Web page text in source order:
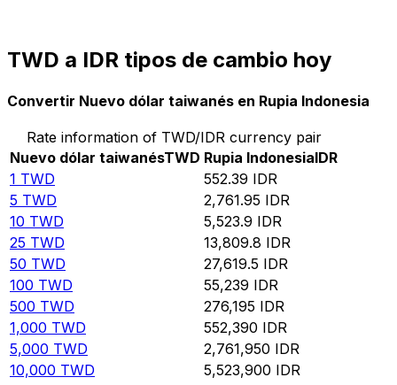
TWD a IDR tipos de cambio hoy
Convertir Nuevo dólar taiwanés en Rupia Indonesia
Rate information of TWD/IDR currency pair
Nuevo dólar taiwanésTWD Rupia IndonesiaIDR
1 TWD 552.39 IDR
5 TWD 2,761.95 IDR
10 TWD 5,523.9 IDR
25 TWD 13,809.8 IDR
50 TWD 27,619.5 IDR
100 TWD 55,239 IDR
500 TWD 276,195 IDR
1,000 TWD 552,390 IDR
5,000 TWD 2,761,950 IDR
10,000 TWD 5,523,900 IDR